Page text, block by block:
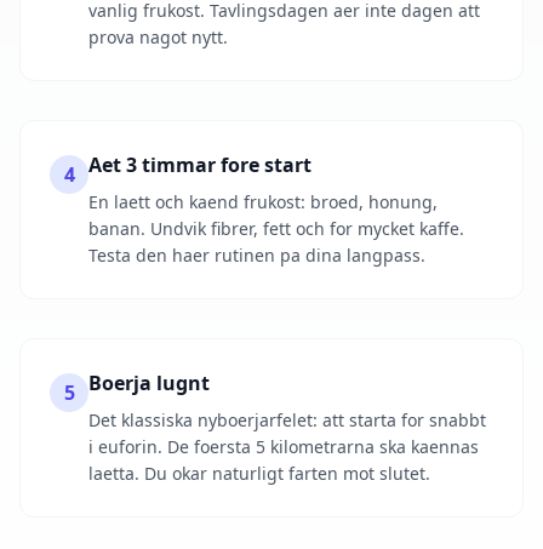
vanlig frukost. Tavlingsdagen aer inte dagen att
prova nagot nytt.
4 Aet 3 timmar fore start
En laett och kaend frukost: broed, honung,
banan. Undvik fibrer, fett och for mycket kaffe.
Testa den haer rutinen pa dina langpass.
5 Boerja lugnt
Det klassiska nyboerjarfelet: att starta for snabbt
i euforin. De foersta 5 kilometrarna ska kaennas
laetta. Du okar naturligt farten mot slutet.